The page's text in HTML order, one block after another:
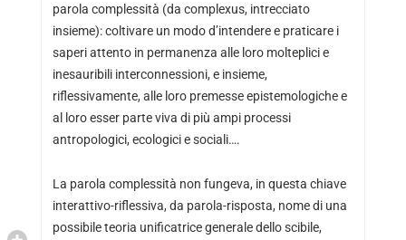
parola complessità (da complexus, intrecciato
insieme): coltivare un modo d’intendere e praticare i
saperi attento in permanenza alle loro molteplici e
inesauribili interconnessioni, e insieme,
riflessivamente, alle loro premesse epistemologiche e
al loro esser parte viva di più ampi processi
antropologici, ecologici e sociali….
La parola complessità non fungeva, in questa chiave
interattivo-riflessiva, da parola-risposta, nome di una
possibile teoria unificatrice generale dello scibile,